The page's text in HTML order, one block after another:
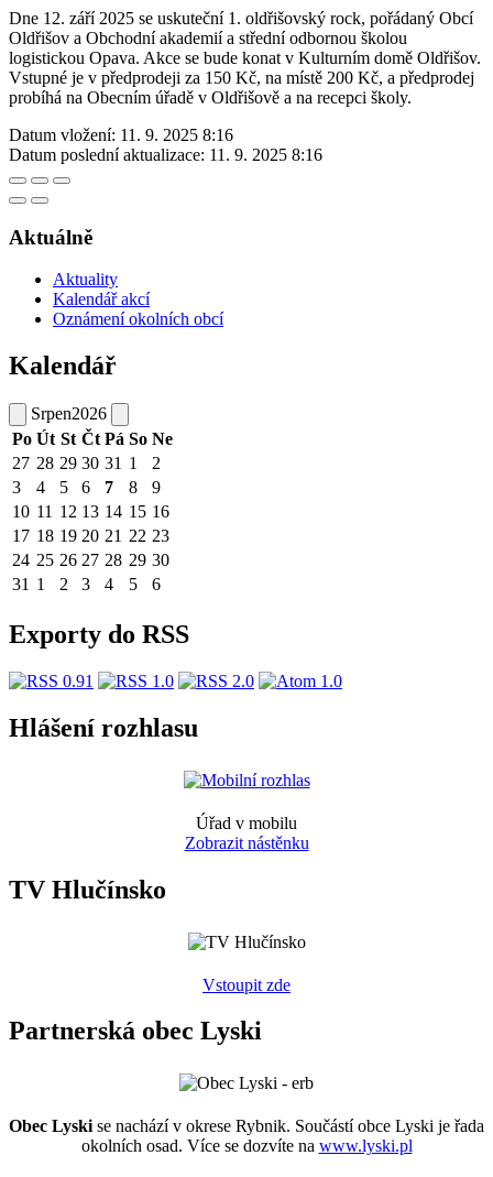
Dne 12. září 2025 se uskuteční 1. oldřišovský rock, pořádaný Obcí
Oldřišov a Obchodní akademií a střední odbornou školou
logistickou Opava. Akce se bude konat v Kulturním domě Oldřišov.
Vstupné je v předprodeji za 150 Kč, na místě 200 Kč, a předprodej
probíhá na Obecním úřadě v Oldřišově a na recepci školy.
Datum vložení: 11. 9. 2025 8:16
Datum poslední aktualizace: 11. 9. 2025 8:16
Aktuálně
Aktuality
Kalendář akcí
Oznámení okolních obcí
Kalendář
Srpen2026
Po Út St Čt Pá So Ne
27 28 29 30 31 1
2
3
4 5 6 7 8
9
10 11 12 13 14 15 16
17 18 19 20 21 22 23
24 25 26 27 28 29 30
31 1 2 3 4 5 6
Exporty do RSS
Hlášení rozhlasu
Úřad v mobilu
Zobrazit nástěnku
TV Hlučínsko
Vstoupit zde
Partnerská obec Lyski
Obec Lyski se nachází v okrese Rybnik. Součástí obce Lyski je řada
okolních osad. Více se dozvíte na www.lyski.pl